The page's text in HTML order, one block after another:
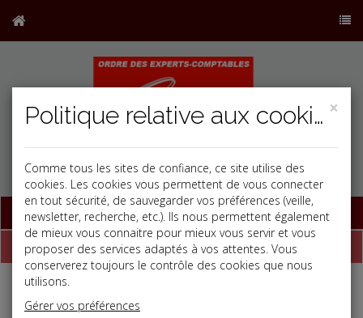
Base documentaire
Newsletter
Newsletter du 20/07/2026
×
Politique relative aux cookies
Comme tous les sites de confiance, ce site utilise des
cookies. Les cookies vous permettent de vous connecter
en tout sécurité, de sauvegarder vos préférences (veille,
newsletter, recherche, etc.). Ils nous permettent également
de mieux vous connaitre pour mieux vous servir et vous
proposer des services adaptés à vos attentes. Vous
conserverez toujours le contrôle des cookies que nous
utilisons.
Gérer vos préférences